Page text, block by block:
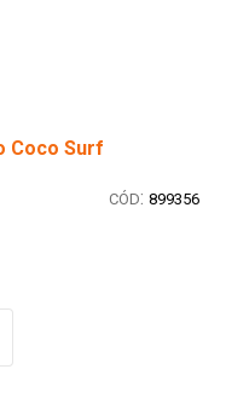
Coco Surf
: 899356